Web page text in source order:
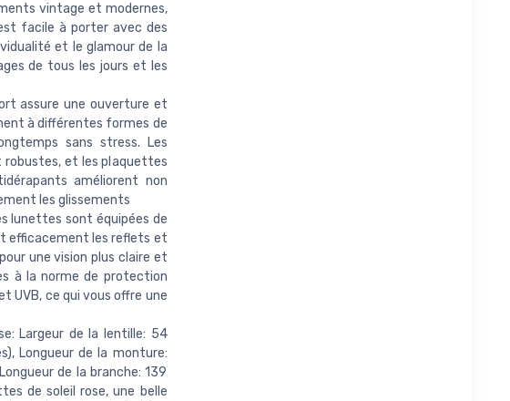
vintage et modernes,
facile à porter avec des
et le glamour de la
de tous les jours et les
assure une ouverture et
à différentes formes de
sans stress. Les
robustes, et les plaquettes
améliorent non
les glissements
lunettes sont équipées de
efficacement les reflets et
une vision plus claire et
à la norme de protection
UVB, ce qui vous offre une
Largeur de la lentille: 54
Longueur de la monture:
de la branche: 139
de soleil rose, une belle